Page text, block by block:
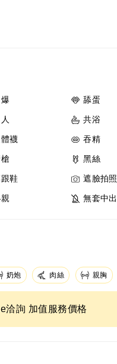
舔蛋
共浴
襪 吞精
黑絲
鞋 遮臉拍照
無套中出
奶炮 肉絲 親胸
洽詢 加值服務價格